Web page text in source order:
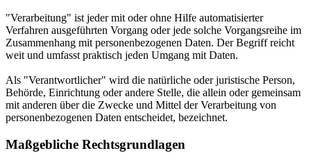
"Verarbeitung" ist jeder mit oder ohne Hilfe automatisierter
Verfahren ausgeführten Vorgang oder jede solche Vorgangsreihe im
Zusammenhang mit personenbezogenen Daten. Der Begriff reicht
weit und umfasst praktisch jeden Umgang mit Daten.
Als "Verantwortlicher" wird die natürliche oder juristische Person,
Behörde, Einrichtung oder andere Stelle, die allein oder gemeinsam
mit anderen über die Zwecke und Mittel der Verarbeitung von
personenbezogenen Daten entscheidet, bezeichnet.
Maßgebliche Rechtsgrundlagen